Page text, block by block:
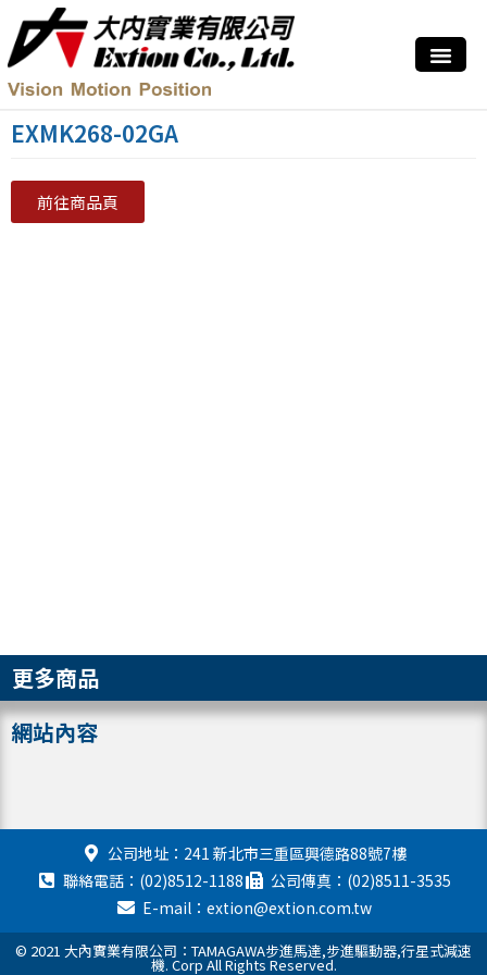
EXMK268-02GA
前往商品頁
更多商品
網站內容
公司地址：241 新北市三重區興德路88號7樓
聯絡電話：(02)8512-1188
公司傳真：(02)8511-3535
E-mail：extion@extion.com.tw
© 2021 大內實業有限公司：TAMAGAWA步進馬達,步進驅動器,行星式減速
機. Corp All Rights Reserved.